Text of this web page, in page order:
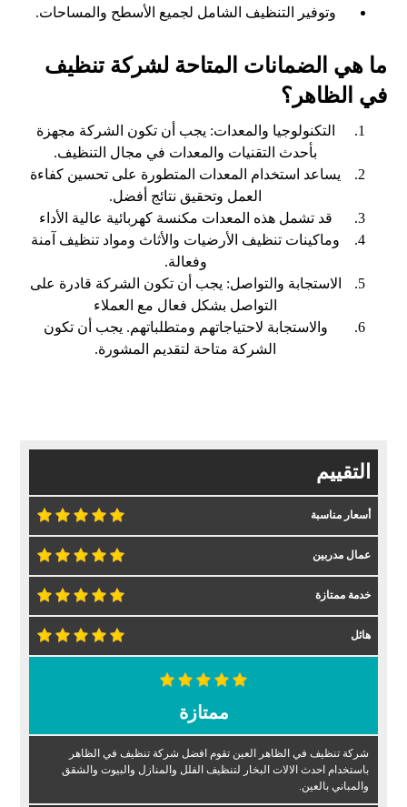
وتوفير التنظيف الشامل لجميع الأسطح والمساحات.
ما هي الضمانات المتاحة لشركة تنظيف
في الظاهر؟
التكنولوجيا والمعدات: يجب أن تكون الشركة مجهزة
بأحدث التقنيات والمعدات في مجال التنظيف.
يساعد استخدام المعدات المتطورة على تحسين كفاءة
العمل وتحقيق نتائج أفضل.
قد تشمل هذه المعدات مكنسة كهربائية عالية الأداء
وماكينات تنظيف الأرضيات والأثاث ومواد تنظيف آمنة
وفعالة.
الاستجابة والتواصل: يجب أن تكون الشركة قادرة على
التواصل بشكل فعال مع العملاء
والاستجابة لاحتياجاتهم ومتطلباتهم. يجب أن تكون
الشركة متاحة لتقديم المشورة.
التقييم
أسعار مناسبة
عمال مدربين
خدمة ممتازة
هائل
ممتازة
شركة تنظيف في الظاهر العين تقوم افضل شركة تنظيف في الظاهر
باستخدام احدث الالات البخار لتنظيف الفلل والمنازل والبيوت والشقق
والمباني بالعين.